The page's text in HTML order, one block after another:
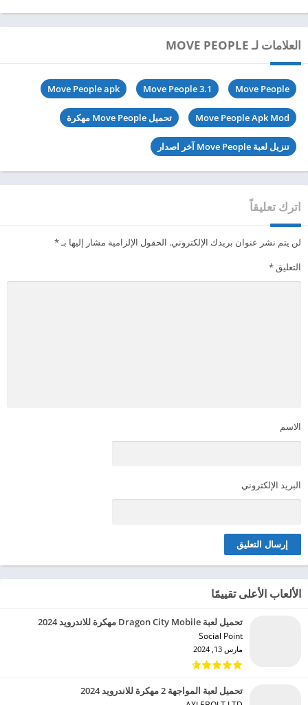
العلامات لـ MOVE PEOPLE
Move People
Move People 3.1
Move People apk
Move People Apk Mod تحميل Move People مهكرة
تنزيل لعبة Move People آخر اصدار
اترك تعليقاً
لن يتم نشر عنوان بريدك الإلكتروني. الحقول الإلزامية مشار إليها بـ*
التعليق*
الاسم
البريد الإلكتروني
الألعاب الأعلى تقييمًا
تحميل لعبة Dragon City Mobile مهكرة للاندرويد 2024
Social Point‏
مارس 13, 2024
تحميل لعبة المواجهة 2 مهكرة للاندرويد 2024